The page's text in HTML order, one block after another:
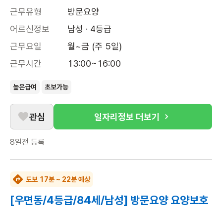
근무유형
방문요양
어르신정보
남성 · 4등급
근무요일
월~금 (주 5일)
근무시간
13:00~16:00
높은급여 초보가능
관심 일자리정보 더보기
8일전 등록
도보 17분 ~ 22분 예상
[우면동/4등급/84세/남성] 방문요양 요양보호